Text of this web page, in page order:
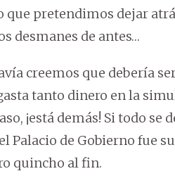
que pretendimos dejar
desmanes de antes…
creemos que debería
tanto dinero en la
¡está demás! Si todo
Palacio de Gobierno fue
quincho al fin.